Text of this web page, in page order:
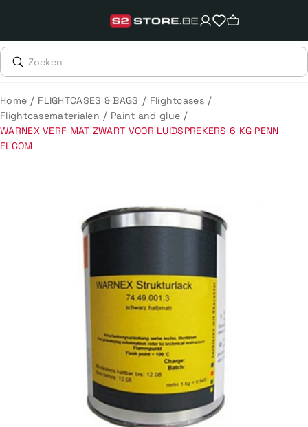
naar
content
Home / FLIGHTCASES & BAGS / Flightcases /
Flightcasematerialen / Paint and glue /
WARNEX VERF MAT ZWART VOOR LUIDSPREKERS 6 KG PENN
ELCOM